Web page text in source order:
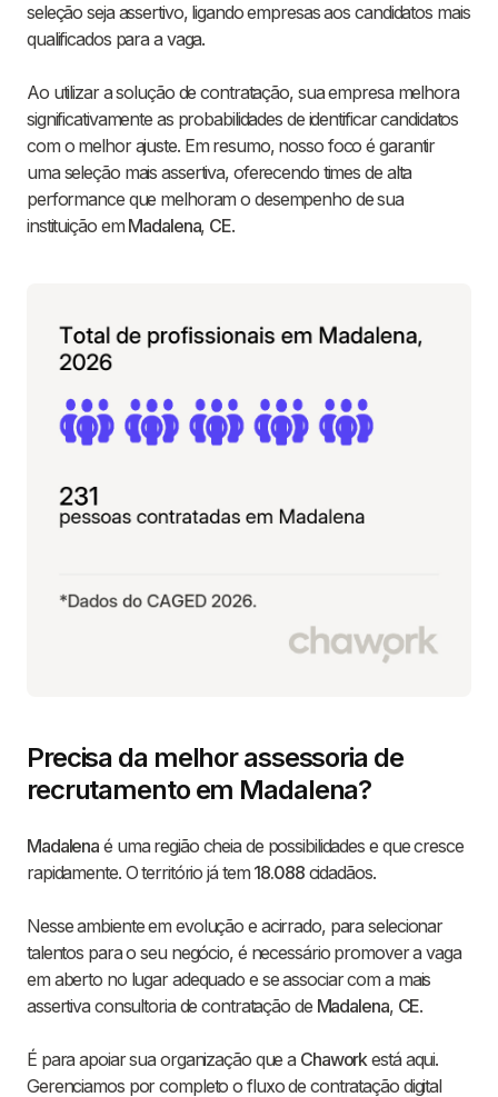
seleção seja assertivo, ligando empresas aos candidatos mais
qualificados para a vaga.
Ao utilizar a solução de contratação, sua empresa melhora
significativamente as probabilidades de identificar candidatos
com o melhor ajuste. Em resumo, nosso foco é garantir
uma seleção mais assertiva, oferecendo times de alta
performance que melhoram o desempenho de sua
instituição em Madalena, CE.
Precisa da melhor assessoria de
recrutamento em Madalena?
Madalena é uma região cheia de possibilidades e que cresce
rapidamente. O território já tem 18.088cidadãos.
Nesse ambiente em evolução e acirrado, para selecionar
talentos para o seu negócio, é necessário promover a vaga
em aberto no lugar adequado e se associar com a mais
assertiva consultoria de contratação de Madalena, CE.
É para apoiar sua organização que a Chaworkestá aqui.
Gerenciamos por completo o fluxo de contratação digital